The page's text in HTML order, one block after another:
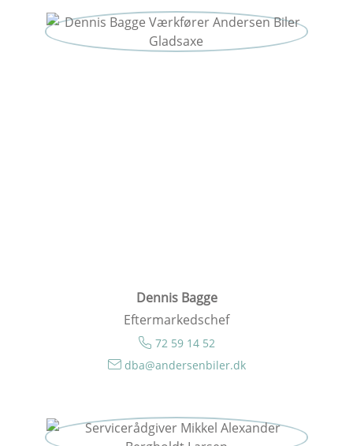
Dennis Bagge
Eftermarkedschef
72 59 14 52
dba@andersenbiler.dk